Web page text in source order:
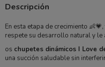
Descripción
En esta etapa de crecimiento
respete su desarrollo natural y le
os chupetes dinámicos I Love
una succión saludable sin